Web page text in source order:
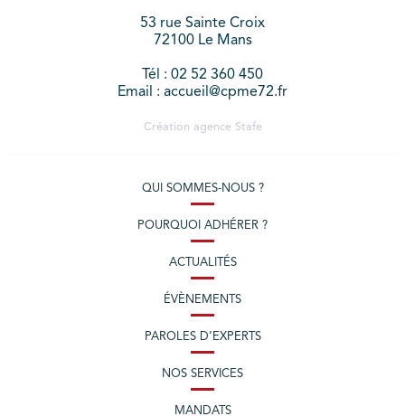
53 rue Sainte Croix
72100 Le Mans
Tél : 02 52 360 450
Email : accueil@cpme72.fr
Création agence Stafe
QUI SOMMES-NOUS ?
POURQUOI ADHÉRER ?
ACTUALITÉS
ÉVÈNEMENTS
PAROLES D’EXPERTS
NOS SERVICES
MANDATS